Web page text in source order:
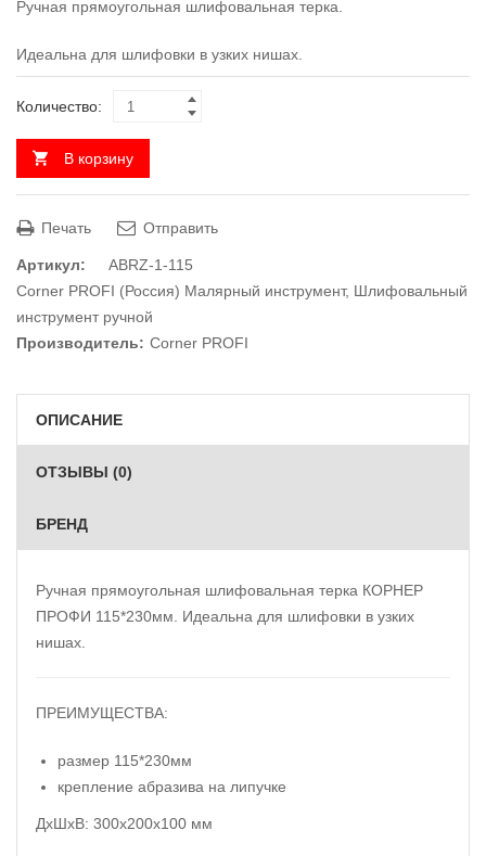
Ручная прямоугольная шлифовальная терка.
Идеальна для шлифовки в узких нишах.
Количество:
В корзину
Печать Отправить
Артикул:
ABRZ-1-115
Corner PROFI (Россия) Малярный инструмент, Шлифовальный
инструмент ручной
Производитель: Corner PROFI
ОПИСАНИЕ
ОТЗЫВЫ (0)
БРЕНД
Ручная прямоугольная шлифовальная терка КОРНЕР
ПРОФИ 115*230мм. Идеальна для шлифовки в узких
нишах.
ПРЕИМУЩЕСТВА:
размер 115*230мм
крепление абразива на липучке
ДxШxВ: 300x200x100 мм